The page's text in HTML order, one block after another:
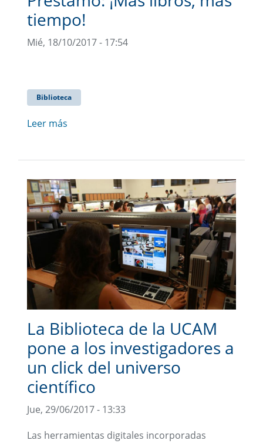
tiempo!
Mié, 18/10/2017 - 17:54
Biblioteca
Leer más
La Biblioteca de la UCAM
pone a los investigadores a
un click del universo
científico
Jue, 29/06/2017 - 13:33
Las herramientas digitales incorporadas